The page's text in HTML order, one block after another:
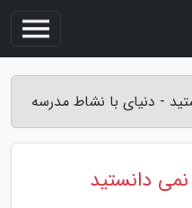
- دنیای با نشاط مدرسه
دانستید